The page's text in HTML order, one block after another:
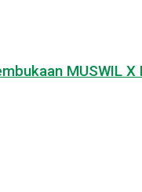
MUSWIL X